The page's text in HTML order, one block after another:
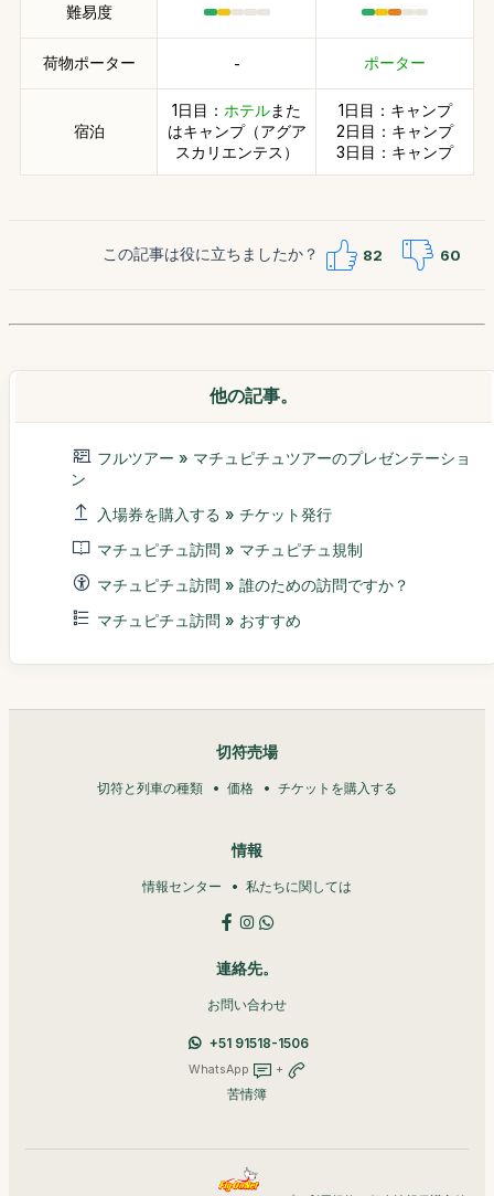
難易度
荷物ポーター - ポーター
宿泊
1日目： ホテルまた
はキャンプ（アグア
スカリエンテス）
1日目：キャンプ
2日目：キャンプ
3日目：キャンプ
この記事は役に立ちましたか？ 82 60
他の記事。
フルツアー » マチュピチュツアーのプレゼンテーショ
ン
入場券を購入する » チケット発行
マチュピチュ訪問 » マチュピチュ規制
マチュピチュ訪問 » 誰のための訪問ですか？
マチュピチュ訪問 » おすすめ
切符売場
切符と列車の種類 価格 チケットを購入する
情報
情報センター 私たちに関しては
連絡先。
お問い合わせ
+51 91518-1506
WhatsApp +
苦情簿